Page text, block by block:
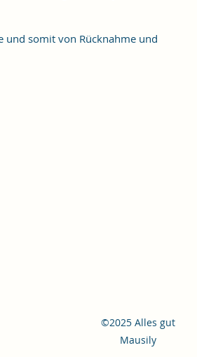
und somit von Rücknahme und
©2025 Alles gut
Mausily